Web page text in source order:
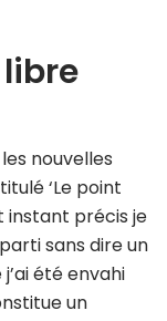
nouvelles
‘Le point
instant précis je
sans dire un
été envahi
un